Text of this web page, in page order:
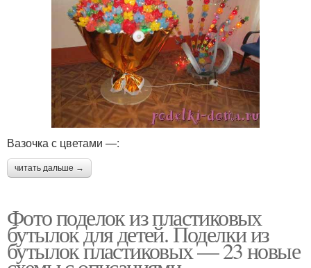
Вазочка с цветами —:
читать дальше →
Фото поделок из пластиковых
бутылок для детей. Поделки из
бутылок пластиковых — 23 новые